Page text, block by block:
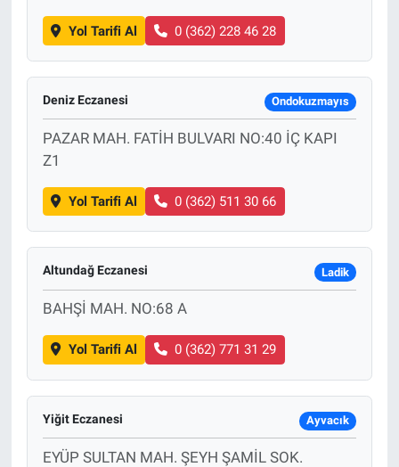
Yol Tarifi Al 0 (362) 228 46 28
Deniz Eczanesi Ondokuzmayıs
PAZAR MAH. FATİH BULVARI NO:40 İÇ KAPI
Z1
Yol Tarifi Al 0 (362) 511 30 66
Altundağ Eczanesi Ladik
BAHŞİ MAH. NO:68 A
Yol Tarifi Al 0 (362) 771 31 29
Yiğit Eczanesi Ayvacık
EYÜP SULTAN MAH. ŞEYH ŞAMİL SOK.